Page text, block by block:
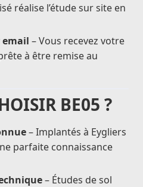
réalise l’étude sur site en
email – Vous recevez votre
à être remise au
BE05 ?
– Implantés à Eygliers
parfaite connaissance
– Études de sol